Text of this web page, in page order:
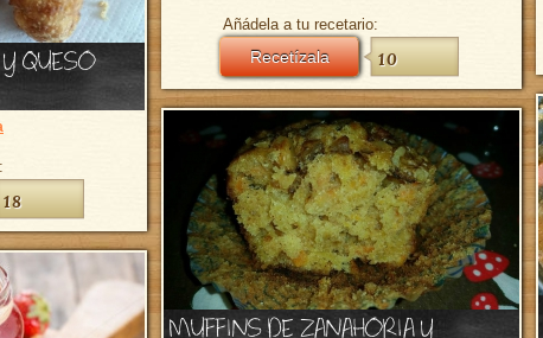
Añádela a tu recetario:
Recetízala 10
QUESO
18
MUFFINS DE ZANAHORIA Y